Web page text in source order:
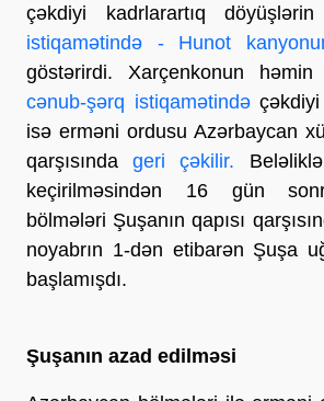
çəkdiyi kadrlarartıq döyüşlərin
istiqamətində - Hunot
göstərirdi. Xarçenkonun həmin
cənub-şərq istiqamətindəçəkdiyi
isə erməni ordusu Azərbaycan
qarşısında geri çəkilir.
keçirilməsindən 16 gün
bölmələri Şuşanın qapısı
noyabrın 1-dən etibarən Şuşa
başlamışdı.
Şuşanın azad edilməsi